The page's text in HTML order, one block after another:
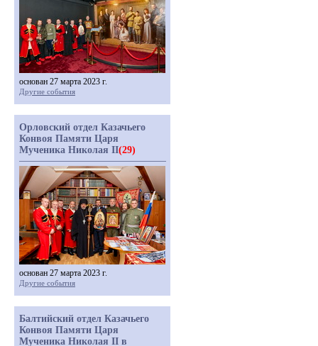
основан 27 марта 2023 г.
Другие события
Орловский отдел Казачьего
Конвоя Памяти Царя
Мученика Николая II(29)
основан 27 марта 2023 г.
Другие события
Балтийский отдел Казачьего
Конвоя Памяти Царя
Мученика Николая II в